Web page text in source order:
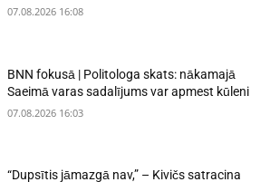
07.08.2026 16:08
BNN fokusā | Politologa skats: nākamajā
Saeimā varas sadalījums var apmest kūleni
07.08.2026 16:03
“Dupsītis jāmazgā nav,” – Kivičs satracina